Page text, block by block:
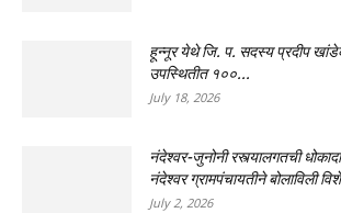
हून्नूर येथे जि. प. सदस्य प्रदीप
उपस्थितीत १००...
July 18, 2026
नंदेश्वर-जुनोनी रस्त्यालगतची
नंदेश्वर ग्रामपंचायतीने बोलाविली
July 2, 2026